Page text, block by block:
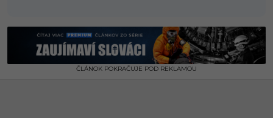
ČLÁNOK POKRAČUJE POD REKLAMOU